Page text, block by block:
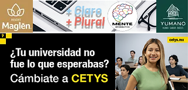
+ Claro
+ Plural